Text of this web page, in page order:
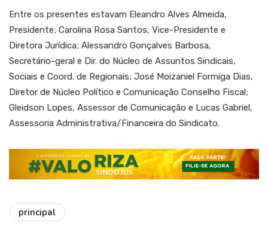
Entre os presentes estavam Eleandro Alves Almeida,
Presidente; Carolina Rosa Santos, Vice-Presidente e
Diretora Jurídica; Alessandro Gonçalves Barbosa,
Secretário-geral e Dir. do Núcleo de Assuntos Sindicais,
Sociais e Coord. de Regionais; José Moizaniel Formiga Dias,
Diretor de Núcleo Político e Comunicação Conselho Fiscal;
Gleidson Lopes, Assessor de Comunicação e Lucas Gabriel,
Assessoria Administrativa/Financeira do Sindicato.
principal